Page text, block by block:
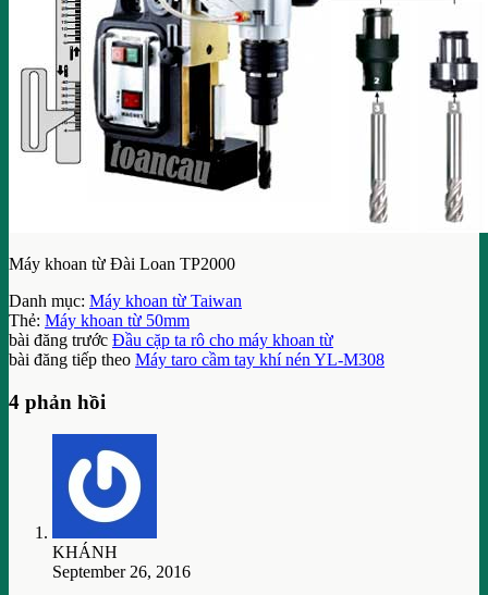
Máy khoan từ Đài Loan TP2000
Danh mục: Máy khoan từ Taiwan
Thẻ: Máy khoan từ 50mm
bài đăng trước Đầu cặp ta rô cho máy khoan từ
bài đăng tiếp theo Máy taro cầm tay khí nén YL-M308
4 phản hồi
KHÁNH
September 26, 2016